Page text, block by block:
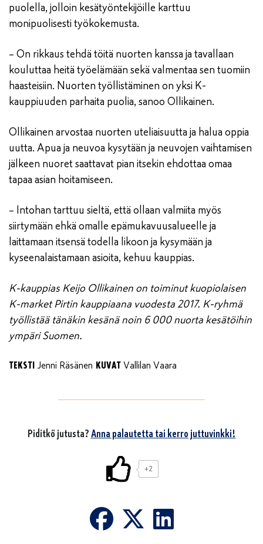
puolella, jolloin kesätyöntekijöille karttuu
monipuolisesti työkokemusta.
– On rikkaus tehdä töitä nuorten kanssa ja tavallaan
kouluttaa heitä työelämään sekä valmentaa sen tuomiin
haasteisiin. Nuorten työllistäminen on yksi K-
kauppiuuden parhaita puolia, sanoo Ollikainen.
Ollikainen arvostaa nuorten uteliaisuutta ja halua oppia
uutta. Apua ja neuvoa kysytään ja neuvojen vaihtamisen
jälkeen nuoret saattavat pian itsekin ehdottaa omaa
tapaa asian hoitamiseen.
– Intohan tarttuu sieltä, että ollaan valmiita myös
siirtymään ehkä omalle epämukavuusalueelle ja
laittamaan itsensä todella likoon ja kysymään ja
kyseenalaistamaan asioita, kehuu kauppias.
K-kauppias Keijo Ollikainen on toiminut kuopiolaisen
K-market Pirtin kauppiaana vuodesta 2017. K-ryhmä
työllistää tänäkin kesänä noin 6 000 nuorta kesätöihin
ympäri Suomen.
TEKSTI Jenni Räsänen KUVAT Vallilan Vaara
Piditkö jutusta?Anna palautetta tai kerro juttuvinkki!
+2